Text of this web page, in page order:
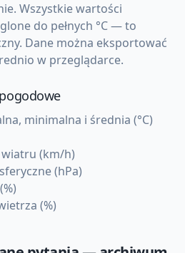
Wszystkie wartości
do pełnych °C — to
Dane można eksportować
w przeglądarce.
minimalna i średnia (°C)
(km/h)
(hPa)
(%)